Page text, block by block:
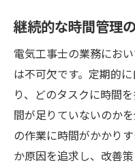
継続的な時間管理
電気工事士の業務にお
は不可欠です。定期的
り、どのタスクに時間
間が足りていないのか
の作業に時間がかかり
か原因を追求し、改善